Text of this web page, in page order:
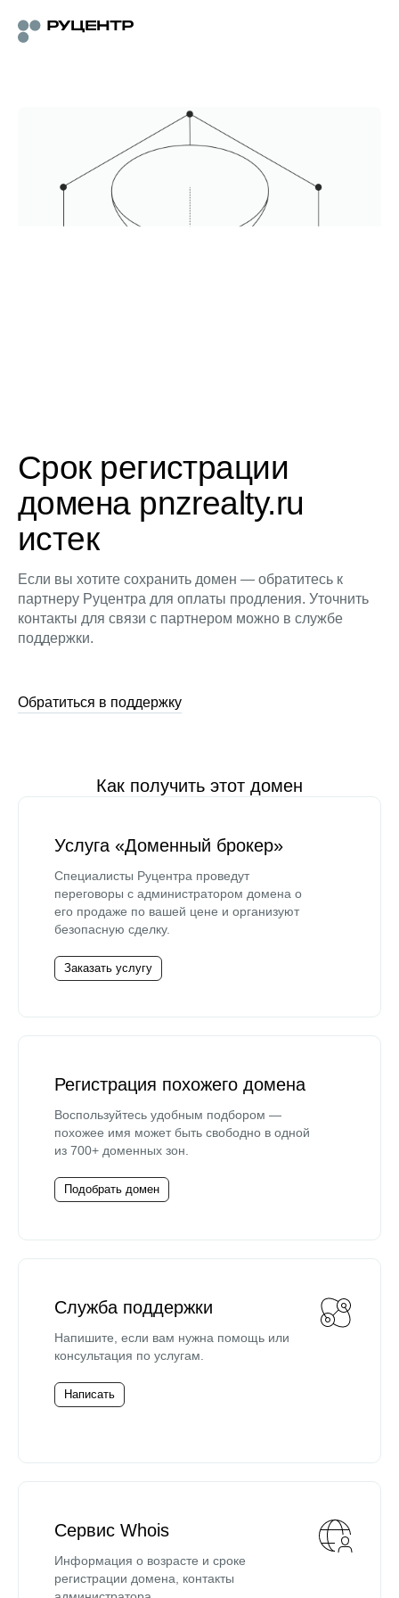
Срок регистрации
домена pnzrealty.ru
истек
Если вы хотите сохранить домен — обратитесь к
партнеру Руцентра для оплаты продления. Уточнить
контакты для связи с партнером можно в службе
поддержки.
Обратиться в поддержку
Как получить этот домен
Услуга «Доменный брокер»
Специалисты Руцентра проведут
переговоры с администратором домена о
его продаже по вашей цене и организуют
безопасную сделку.
Заказать услугу
Регистрация похожего домена
Воспользуйтесь удобным подбором —
похожее имя может быть свободно в одной
из 700+ доменных зон.
Подобрать домен
Служба поддержки
Напишите, если вам нужна помощь или
консультация по услугам.
Написать
Сервис Whois
Информация о возрасте и сроке
регистрации домена, контакты